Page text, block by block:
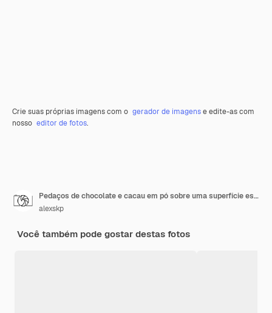
Crie suas próprias imagens com o gerador de imagense edite-as com
nosso editor de fotos.
Pedaços de chocolate e cacau em pó sobre uma superfície escura. Vista superior com copyspace para seu texto.
alexskp
Você também pode gostar destas fotos